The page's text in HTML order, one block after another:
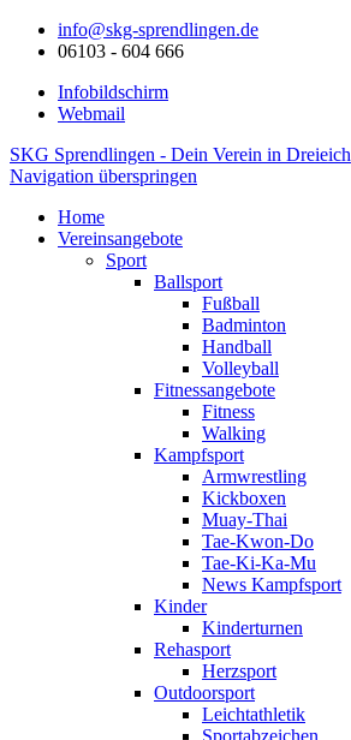
info@skg-sprendlingen.de
06103 - 604 666
Infobildschirm
Webmail
SKG Sprendlingen - Dein Verein in Dreieich
Navigation überspringen
Home
Vereinsangebote
Sport
Ballsport
Fußball
Badminton
Handball
Volleyball
Fitnessangebote
Fitness
Walking
Kampfsport
Armwrestling
Kickboxen
Muay-Thai
Tae-Kwon-Do
Tae-Ki-Ka-Mu
News Kampfsport
Kinder
Kinderturnen
Rehasport
Herzsport
Outdoorsport
Leichtathletik
Sportabzeichen